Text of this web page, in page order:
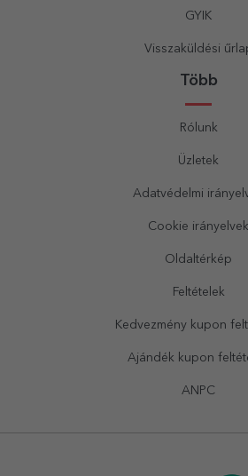
GYIK
Visszaküldési
Több
Rólunk
Üzletek
Adatvédelmi
Cookie irányelvek
Oldaltérkép
Feltételek
Kedvezmény kupon
Ajándék kupon
ANPC